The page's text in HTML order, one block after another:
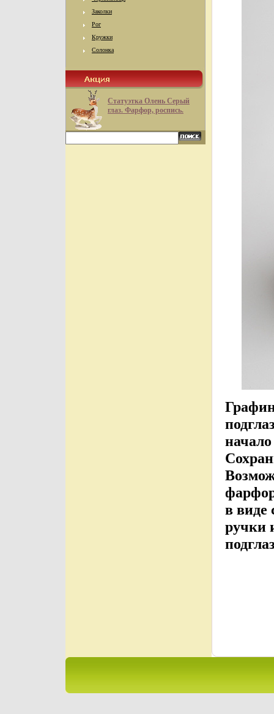
Заколки
Рог
Кружки
Солонка
Статуэтка Олень Серый
глаз. Фарфор, роспись.
в виде
ручки